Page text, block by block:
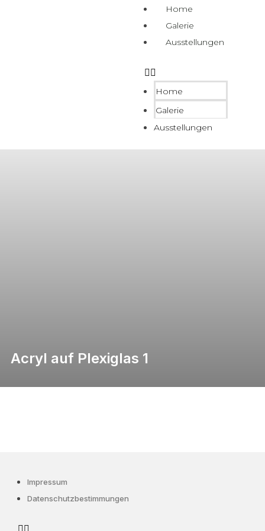
Home
Galerie
Ausstellungen
Home
Galerie
Ausstellungen
Acryl auf Plexiglas 1
Impressum
Datenschutzbestimmungen